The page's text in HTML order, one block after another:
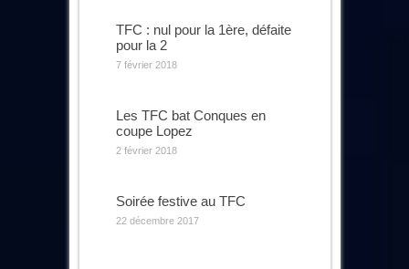
TFC : nul pour la 1ère, défaite
pour la 2
7 février 2018
Les TFC bat Conques en
coupe Lopez
2 février 2018
Soirée festive au TFC
22 décembre 2017